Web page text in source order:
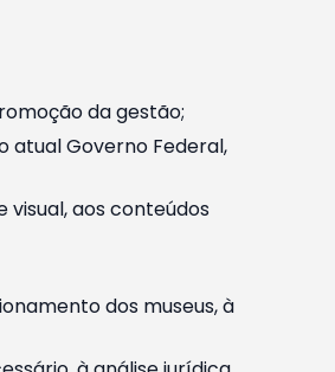
da gestão;
atual Governo Federal,
visual, aos conteúdos
dos museus, à